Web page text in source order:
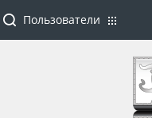
Пользователи